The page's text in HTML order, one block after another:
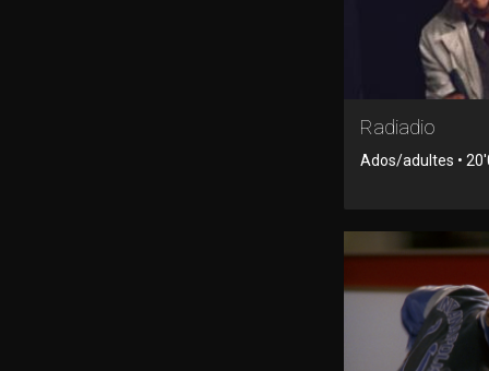
Radiadio
Ados/adultes •